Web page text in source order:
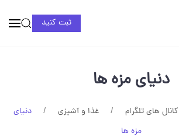
ثبت کنید
دنیای مزه ها
کانال های تلگرام غذا و آشپزی
دنیای
مزه ها